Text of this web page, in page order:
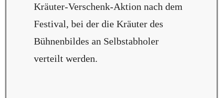
Kräuter-Verschenk-Aktion nach dem
Festival, bei der die Kräuter des
Bühnenbildes an Selbstabholer
verteilt werden.